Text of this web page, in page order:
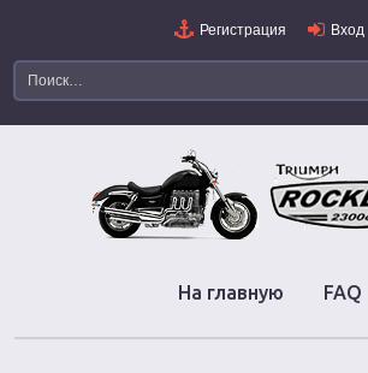
Регистрация Вход
На главную FAQ